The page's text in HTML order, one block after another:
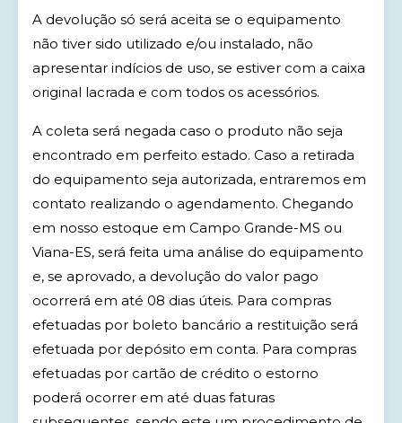
A devolução só será aceita se o equipamento
não tiver sido utilizado e/ou instalado, não
apresentar indícios de uso, se estiver com a caixa
original lacrada e com todos os acessórios.
A coleta será negada caso o produto não seja
encontrado em perfeito estado. Caso a retirada
do equipamento seja autorizada, entraremos em
contato realizando o agendamento. Chegando
em nosso estoque em Campo Grande-MS ou
Viana-ES, será feita uma análise do equipamento
e, se aprovado, a devolução do valor pago
ocorrerá em até 08 dias úteis. Para compras
efetuadas por boleto bancário a restituição será
efetuada por depósito em conta. Para compras
efetuadas por cartão de crédito o estorno
poderá ocorrer em até duas faturas